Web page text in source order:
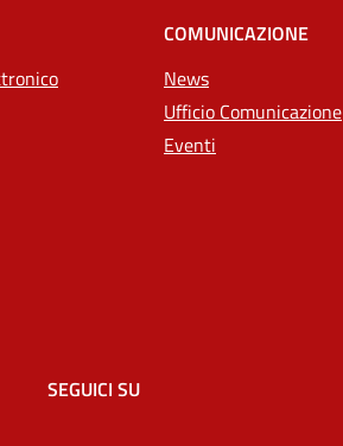
COMUNICAZIONE
News
Ufficio Comunicazione
Eventi
SEGUICI SU